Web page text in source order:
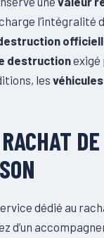
l’intégralité
destructionexigé
les
dédié au
d’un